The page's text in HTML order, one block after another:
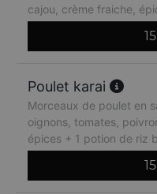
cajou, crème fraiche,
Poulet karai
Morceaux de poulet en
oignons, tomates,
épices + 1 potion de riz